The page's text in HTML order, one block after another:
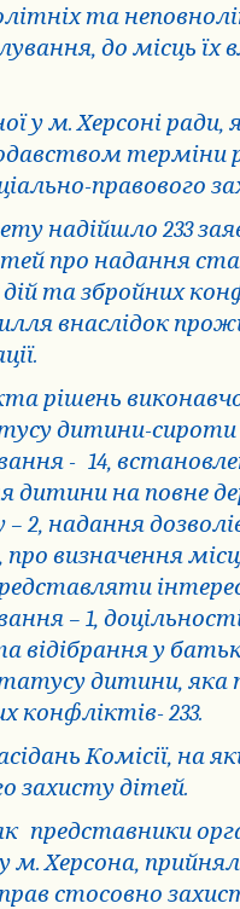
та
до місць їх
у м. Херсоні
терміни
правового
надійшло 233
про надання
та збройних
внаслідок
рішень
дитини-
- 14,
дитини на повне
2, надання
про визначення
– 1,
відібрання у
дитини,
конфліктів- 233.
Комісії, на
захисту дітей.
представники
Херсона,
стосовно